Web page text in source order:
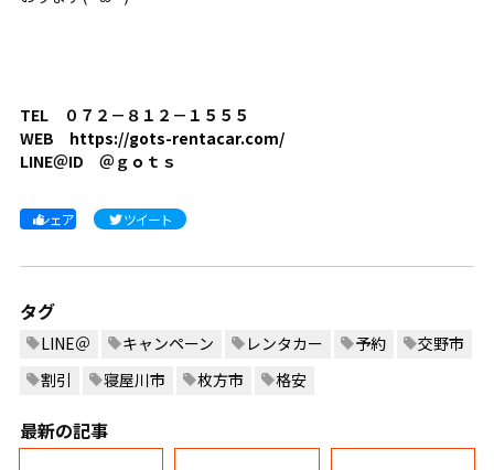
TEL ０７２－８１２－１５５５
WEB https://gots-rentacar.com/
LINE＠ID ＠ｇｏｔｓ
シェア ツイート
タグ
LINE＠ キャンペーン レンタカー 予約
交野市
割引
寝屋川市 枚方市 格安
最新の記事